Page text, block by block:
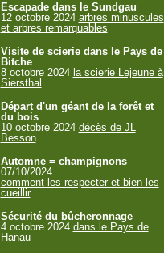
Escapade dans le Sundgau
12 octobre 2024 arbres minuscules
et arbres remarquables
Visite de scierie dans le Pays de
Bitche
8 octobre 2024 la scierie Lejeune à
Siersthal
Départ d'un géant de la forêt et
du bois
10 octobre 2024 décès de JL
Besson
Automne = champignons
07/10/2024
comment les respecter et bien les
cueillir
Sécurité du bûcheronnage
4 octobre 2024 dans le Pays de
Hanau